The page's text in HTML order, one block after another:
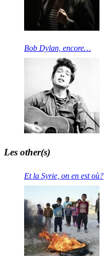
Bob Dylan, encore…
Les other(s)
Et la Syrie, on en est où?